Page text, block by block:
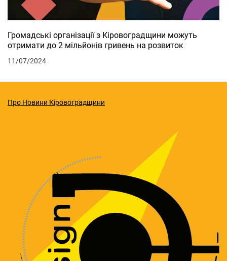
Громадські організації з Кіровоградщини можуть
отримати до 2 мільйонів гривень на розвиток
11/07/2024
Про Новини Кіровоградщини